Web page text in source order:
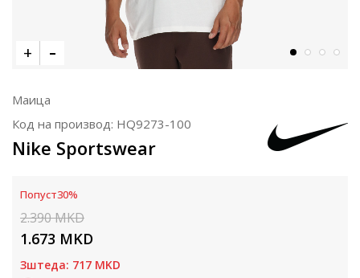
Маица
Код на производ: HQ9273-100
Nike Sportswear
Попуст30%
2.390MKD
1.673 MKD
Зштеда: 717 MKD